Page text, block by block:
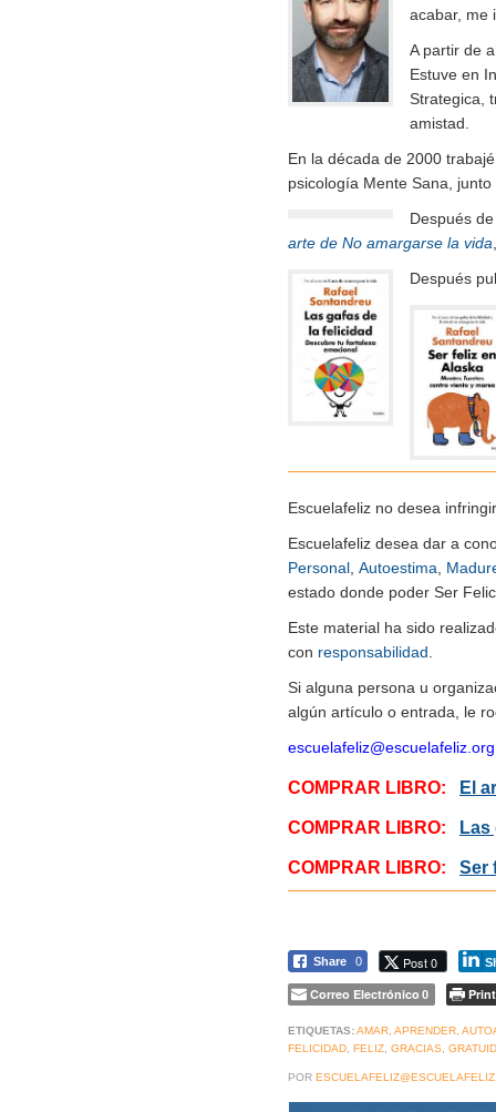
acabar, me
A partir de
Estuve en
Strategica,
amistad.
En la década de 2000
psicología Mente Sana,
Después
arte de No amargarse la vida
Después
Escuelafeliz no desea
Escuelafeliz desea dar a
Personal Autoestima
estado donde poder Ser
Este material ha sido
con responsabilidad
Si alguna persona u
algún artículo o entrada, le
escuelafeliz@escuelafeliz.org
COMPRAR LIBRO: El
COMPRAR LIBRO: Las
COMPRAR LIBRO: Ser
Share 0 Post 0
Correo Electrónico 0 Print
ETIQUETAS:AMAR APRENDER
FELICIDAD FELIZ GRACIAS
POR